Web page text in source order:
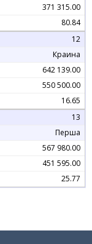
371 315.00
80.84
12
Краина
642 139.00
550 500.00
16.65
13
Перша
567 980.00
451 595.00
25.77